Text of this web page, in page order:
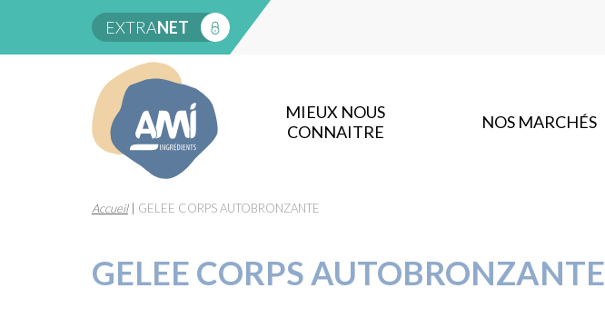
EXTRANET
MIEUX NOUS
CONNAITRE
NOS MARCHÉS
Accueil| GELEE CORPS AUTOBRONZANTE
GELEE CORPS AUTOBRONZANTE